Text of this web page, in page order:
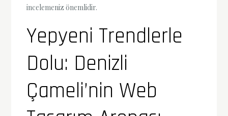
incelemeniz önemlidir.
Yepyeni Trendlerle
Dolu: Denizli
Çameli’nin Web